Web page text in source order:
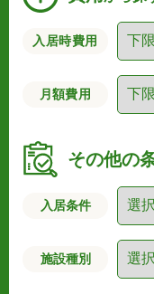
入居時費用
月額費用
その他の
入居条件
施設種別